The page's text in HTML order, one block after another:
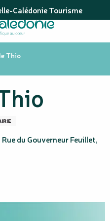
Calédonie Tourisme
Thio
du Gouverneur Feuillet,